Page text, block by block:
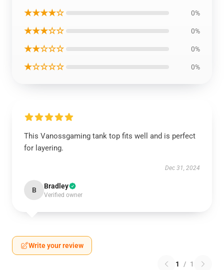
★★★★☆ 0%
★★★☆☆ 0%
★★☆☆☆ 0%
★☆☆☆☆ 0%
This Vanossgaming tank top fits well and is perfect
for layering.
Dec 31, 2024
B Bradley
Verified owner
Write your review
1 / 1